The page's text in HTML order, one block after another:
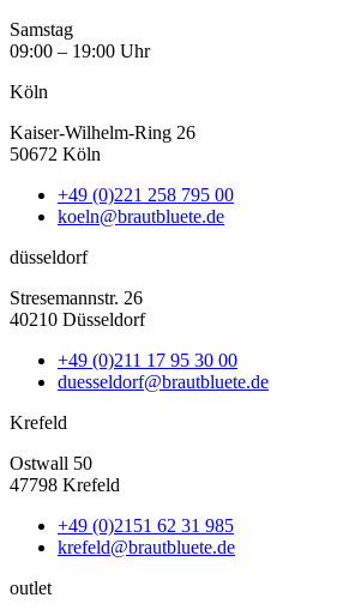
Samstag
09:00 – 19:00 Uhr
Köln
Kaiser-Wilhelm-Ring 26
50672 Köln
+49 (0)221 258 795 00
koeln@brautbluete.de
düsseldorf
Stresemannstr. 26
40210 Düsseldorf
+49 (0)211 17 95 30 00
duesseldorf@brautbluete.de
Krefeld
Ostwall 50
47798 Krefeld
+49 (0)2151 62 31 985
krefeld@brautbluete.de
outlet